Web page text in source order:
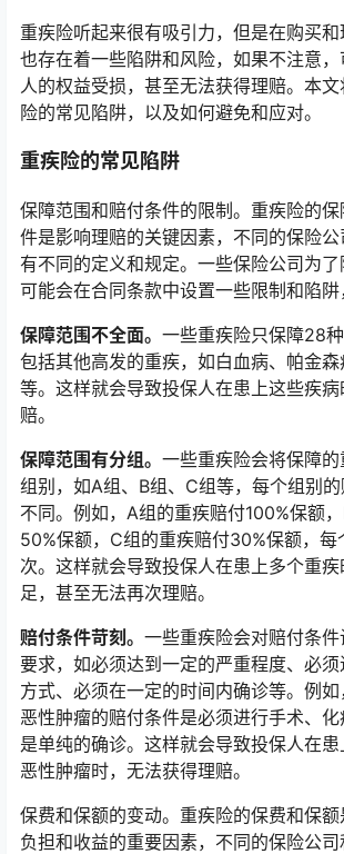
重疾险听起来很有吸引力，但是在购买和
也存在着一些陷阱和风险，如果不注意
人的权益受损，甚至无法获得理赔。本
险的常见陷阱，以及如何避免和应对。
重疾险的常见陷阱
保障范围和赔付条件的限制。重疾险的
件是影响理赔的关键因素，不同的保险
有不同的定义和规定。一些保险公司为了
可能会在合同条款中设置一些限制和陷阱
保障范围不全面。 一些重疾险只保障28
包括其他高发的重疾，如白血病、帕金
等。这样就会导致投保人在患上这些疾
赔。
保障范围有分组。 一些重疾险会将保障
组别，如A组、B组、C组等，每个组别
不同。例如，A组的重疾赔付100%保额
50%保额，C组的重疾赔付30%保额，每
次。这样就会导致投保人在患上多个重
足，甚至无法再次理赔。
赔付条件苛刻。 一些重疾险会对赔付条
要求，如必须达到一定的严重程度、必
方式、必须在一定的时间内确诊等。例
恶性肿瘤的赔付条件是必须进行手术、
是单纯的确诊。这样就会导致投保人在
恶性肿瘤时，无法获得理赔。
保费和保额的变动。重疾险的保费和保
负担和收益的重要因素，不同的保险公